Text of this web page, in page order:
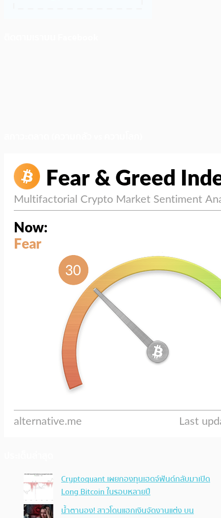
Cryptoquant เผยกองทุนเฮดจ์ฟันด์กลับมาเปิด
Long Bitcoin ในรอบหลายปี
น้ำตานอง! สาวโดนแฮกเงินจัดงานแต่ง บน